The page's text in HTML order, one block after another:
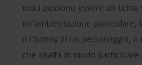
unici possono essere un tema
un'ambientazione particolare,
o l'hobby di un personaggio,
che risalta in modo